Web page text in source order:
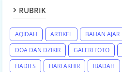
RUBRIK
AQIDAH ARTIKEL BAHAN AJAR
DOA DAN DZIKIR
GALERI FOTO
HADITS
HARI AKHIR IBADAH